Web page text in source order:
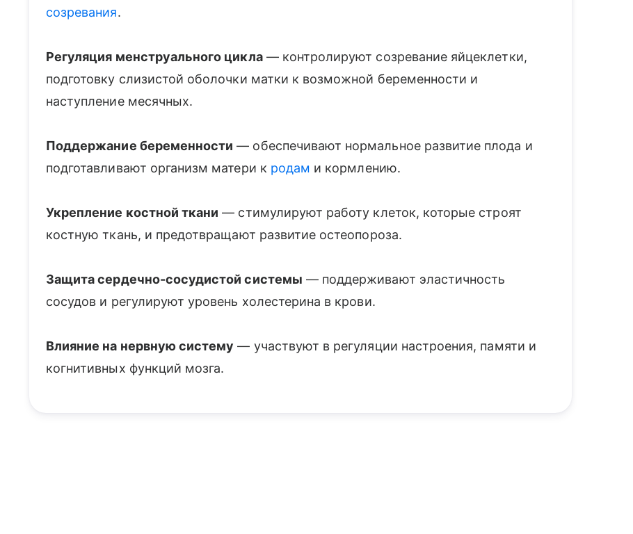
созревания.
Регуляция менструального цикла— контролируют созревание яйцеклетки,
подготовку слизистой оболочки матки к возможной беременности и
наступление месячных.
Поддержание беременности — обеспечивают нормальное развитие плода и
подготавливают организм матери к родам и кормлению.
Укрепление костной ткани — стимулируют работу клеток, которые строят
костную ткань, и предотвращают развитие остеопороза.
Защита сердечно-сосудистой системы — поддерживают эластичность
сосудов и регулируют уровень холестерина в крови.
Влияние на нервную систему — участвуют в регуляции настроения, памяти и
когнитивных функций мозга.